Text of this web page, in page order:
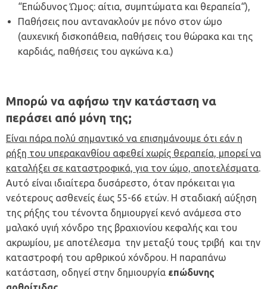
“Επώδυνος Ώμος: αίτια, συμπτώματα και θεραπεία“),
Παθήσεις που αντανακλούν με πόνο στον ώμο
(αυχενική δισκοπάθεια, παθήσεις του θώρακα και της
καρδιάς, παθήσεις του αγκώνα κ.α.)
Μπορώ να αφήσω την κατάσταση να
περάσει από μόνη της;
Είναι πάρα πολύ σημαντικό να επισημάνουμε ότι εάν η
ρήξη του υπερακανθίου αφεθεί χωρίς θεραπεία, μπορεί να
καταλήξει σε καταστροφικά, για τον ώμο, αποτελέσματα.
Αυτό είναι ιδιαίτερα δυσάρεστο, όταν πρόκειται για
νεότερους ασθενείς έως 55-66 ετών. Η σταδιακή αύξηση
της ρήξης του τένοντα δημιουργεί κενό ανάμεσα στο
μαλακό υγιή χόνδρο της βραχιονίου κεφαλής και του
ακρωμίου, με αποτέλεσμα την μεταξύ τους τριβή και την
καταστροφή του αρθρικού χόνδρου. Η παραπάνω
κατάσταση, οδηγεί στην δημιουργία επώδυνης